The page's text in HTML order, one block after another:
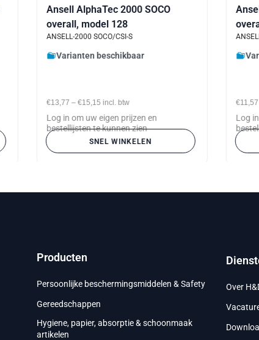
Ansell AlphaTec 2000 SOCO
overall, model 128
ANSELL-2000 SOCO/CSI-S
Varianten beschikbaar
€13,77–€15,15 incl. btw
Log in om uw eigen prijzen en
bestellijsten te kunnen zien
SNEL WINKELEN
€11,57
Log
Producten
Persoonlijke beschermingsmiddelen & Safety
Gereedschappen
Hygiene, papier, absorptie & schoonmaak
artikelen
Over